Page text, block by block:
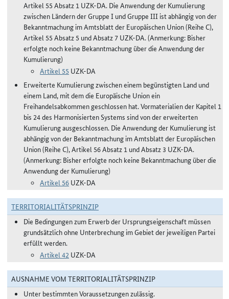
Artikel 55 Absatz 1 UZK-DA. Die Anwendung der Kumulierung
zwischen Ländern der Gruppe I und Gruppe III ist abhängig von der
Bekanntmachung im Amtsblatt der Europäischen Union (Reihe C),
Artikel 55 Absatz 5 und Absatz 7 UZK-DA. (Anmerkung: Bisher
erfolgte noch keine Bekanntmachung über die Anwendung der
Kumulierung)
Artikel 55 UZK-DA
Erweiterte Kumulierung zwischen einem begünstigten Land und
einem Land, mit dem die Europäische Union ein
Freihandelsabkommen geschlossen hat. Vormaterialien der Kapitel 1
bis 24 des Harmonisierten Systems sind von der erweiterten
Kumulierung ausgeschlossen. Die Anwendung der Kumulierung ist
abhängig von der Bekanntmachung im Amtsblatt der Europäischen
Union (Reihe C), Artikel 56 Absatz 1 und Absatz 3 UZK-DA.
(Anmerkung: Bisher erfolgte noch keine Bekanntmachung über die
Anwendung der Kumulierung)
Artikel 56 UZK-DA
TERRITORIALITÄTSPRINZIP
Die Bedingungen zum Erwerb der Ursprungseigenschaft müssen
grundsätzlich ohne Unterbrechung im Gebiet der jeweiligen Partei
erfüllt werden.
Artikel 42 UZK-DA
AUSNAHME VOM TERRITORIALITÄTSPRINZIP
Unter bestimmten Voraussetzungen zulässig.